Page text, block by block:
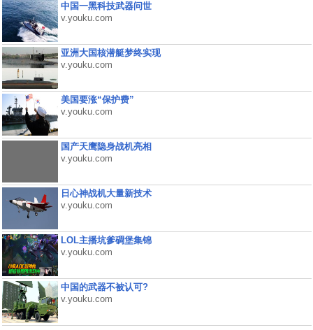
中国一黑科技武器问世
v.youku.com
亚洲大国核潜艇梦终实现
v.youku.com
美国要涨“保护费”
v.youku.com
国产天鹰隐身战机亮相
v.youku.com
日心神战机大量新技术
v.youku.com
LOL主播坑爹碉堡集锦
v.youku.com
中国的武器不被认可?
v.youku.com